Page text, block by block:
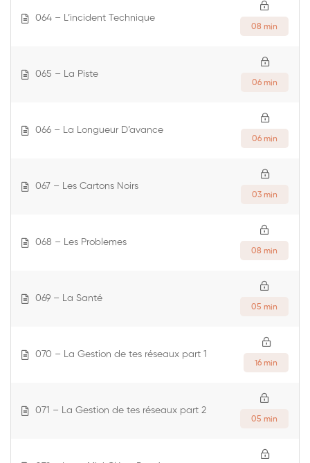
064 – L’incident Technique
08 min
065 – La Piste
06 min
066 – La Longueur D’avance
06 min
067 – Les Cartons Noirs
03 min
068 – Les Problemes
08 min
069 – La Santé
05 min
070 – La Gestion de tes réseaux part 1
16 min
071 – La Gestion de tes réseaux part 2
05 min